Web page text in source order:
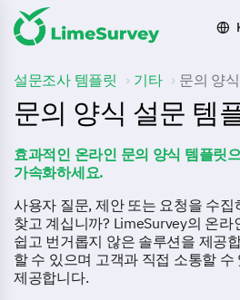
설문조사 템플릿 기타 문의 양식
문의 양식 설문 템
효과적인 온라인 문의 양식 템플릿
가속화하세요.
사용자 질문, 제안 또는 요청을 수
찾고 계십니까? LimeSurvey의 온
쉽고 번거롭지 않은 솔루션을 제공
할 수 있으며 고객과 직접 소통할
제공합니다.